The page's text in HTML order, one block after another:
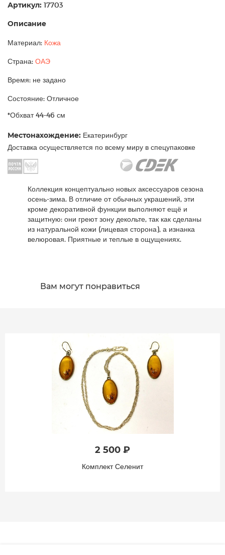
Артикул: 17703
Описание
Материал: Кожа
Страна: ОАЭ
Время: не задано
Состояние: Отличное
*Обхват 44-46 см
Местонахождение: Екатеринбург
Доставка осуществляется по всему миру в спецупаковке
Коллекция концептуально новых аксессуаров сезона
осень-зима. В отличие от обычных украшений, эти
кроме декоративной функции выполняют ещё и
защитную: они греют зону декольте, так как сделаны
из натуральной кожи (лицевая сторона), а изнанка
велюровая. Приятные и теплые в ощущениях.
Вам могут понравиться
2 500 ₽
Комплект Селенит